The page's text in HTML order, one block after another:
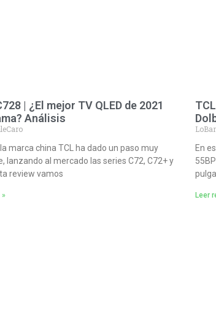
| ¿El mejor TV QLED de 2021
Análisis
marca china TCL ha dado un paso muy
lanzando al mercado las series C72, C72+ y
review vamos
»
En
Leer